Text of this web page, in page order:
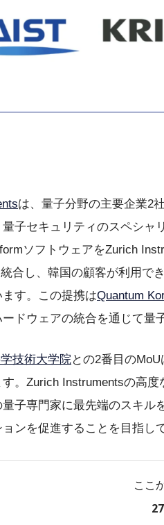
は、量子分野の主要企業2
子セキュリティのスペシャ
ソフトウェアをZurich
合し、韓国の顧客が利用で
す。この提携はQuantum
ドウェアの統合を通じて量
技術大学院との2番目の
。Zurich Instrumentsの高
子専門家に最先端のスキル
ンを促進することを目指し
ここ